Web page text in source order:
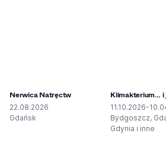
Nerwica Natręctw
22.08.2026
Gdańsk
Klimakterium… i
11.10.2026-
Bydgoszcz,
Gdynia i inne